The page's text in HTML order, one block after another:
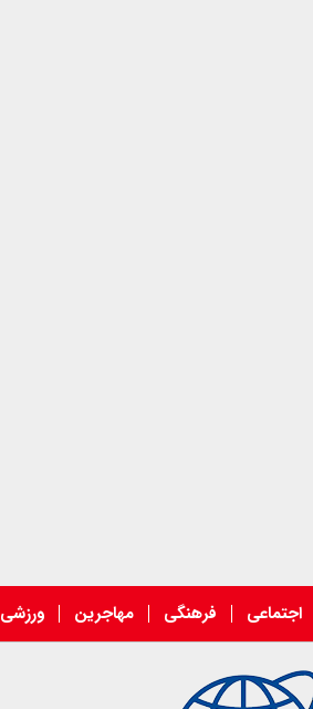
اجتماعی فرهنگی مهاجرین ورزشی